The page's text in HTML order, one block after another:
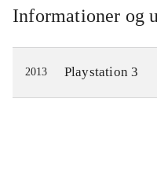
så det er let at
køre det første løb i
Efter hvert løb
stjerner og kan
bedre klasser og
Informationer og
2013 Playstation 3